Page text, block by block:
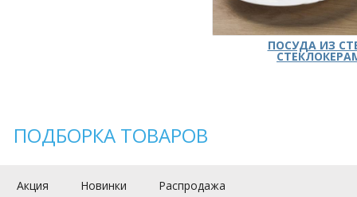
ПОСУДА ИЗ
ПОДБОРКА ТОВАРОВ
Акция Новинки Распродажа